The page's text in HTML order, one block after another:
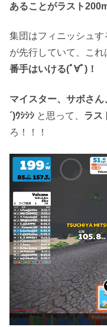
あることがラスト
集団はフィニッシュ
が先行していて、これ
番手はいける(ﾟ∀ﾟ)！
マイスター、サボさ
´)ｳｼｼｼ と思って、 ラス
ろ！！！